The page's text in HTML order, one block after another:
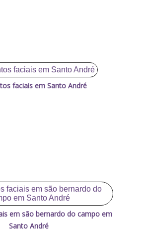
faciais em Santo André
em são bernardo do campo em
Santo André